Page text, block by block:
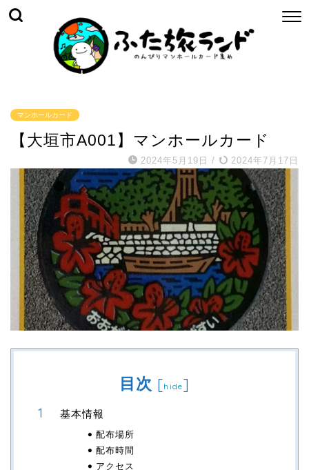
マンホールカード
【大垣市A001】マンホールカード
2024年5月19日 / 2024年7月17日
目次 [hide]
基本情報
配布場所
配布時間
アクセス